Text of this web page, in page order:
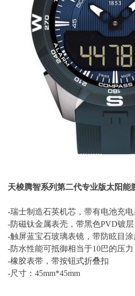
天梭腾智系列第二代专业版太阳能
-瑞士制造石英机芯，带有电池充
-防磁钛金属表壳，带黑色PVD镀层
-触屏蓝宝石玻璃表镜，带防眩目涂
-防水性能可抵御相当于10巴的压力
-橡胶表带，带按钮式折叠扣
-尺寸：45mm*45mm